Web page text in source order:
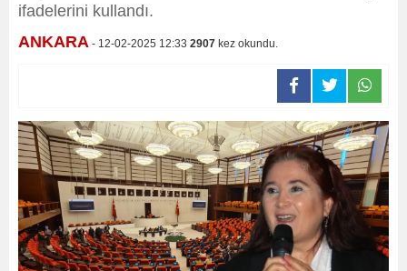
ifadelerini kullandı.
ANKARA - 12-02-2025 12:33 2907 kez okundu.